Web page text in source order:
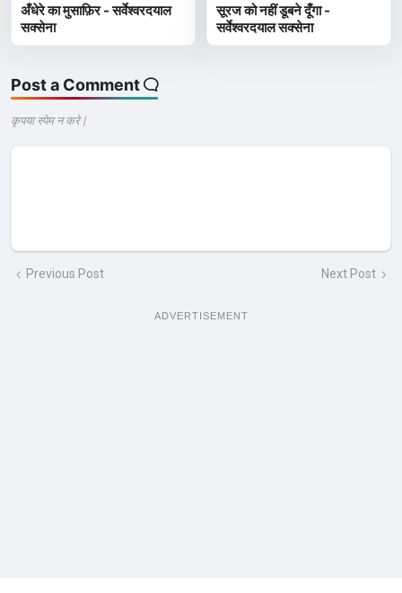
अँधेरे का मुसाफ़िर - सर्वेश्वरदयाल
सक्सेना
सूरज को नहीं डूबने दूँगा -
सर्वेश्वरदयाल सक्सेना
Post a Comment
कृपया स्पेम न करे |
Previous Post Next Post
ADVERTISEMENT